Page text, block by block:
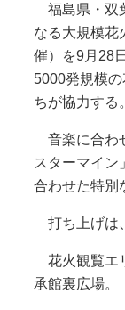
福島県・双
なる大規模花
催）を9月28
5000発規模
ちが協力する。
音楽に合わ
スターマイン
合わせた特別
打ち上げは
花火観覧エ
承館裏広場。